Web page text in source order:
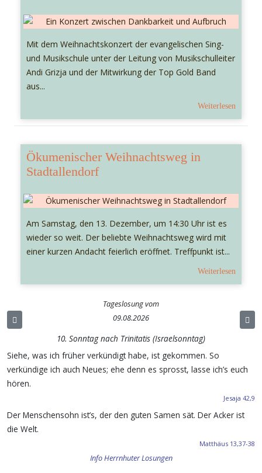
Mit dem Weihnachtskonzert der evangelischen Sing-
und Musikschule unter der Leitung von Musikschulleiter
Andi Grizja und der Mitwirkung der Top Gold Band
aus...
Weiterlesen
Ökumenischer Weihnachtsweg in
Stadtallendorf
Am Samstag, den 13. Dezember, um 14:30 Uhr ist es
wieder so weit. Der beliebte Weihnachtsweg wird mit
einer kurzen Andacht feierlich eröffnet. Treffpunkt ist...
Weiterlesen
Tageslosung vom
09.08.2026
10. Sonntag nach Trinitatis (Israelsonntag)
Siehe, was ich früher verkündigt habe, ist gekommen. So
verkündige ich auch Neues; ehe denn es sprosst, lasse ich’s euch
hören.
Jesaja 42,9
Der Menschensohn ist’s, der den guten Samen sät. Der Acker ist
die Welt.
Matthäus 13,37-38
Info Herrnhuter Losungen